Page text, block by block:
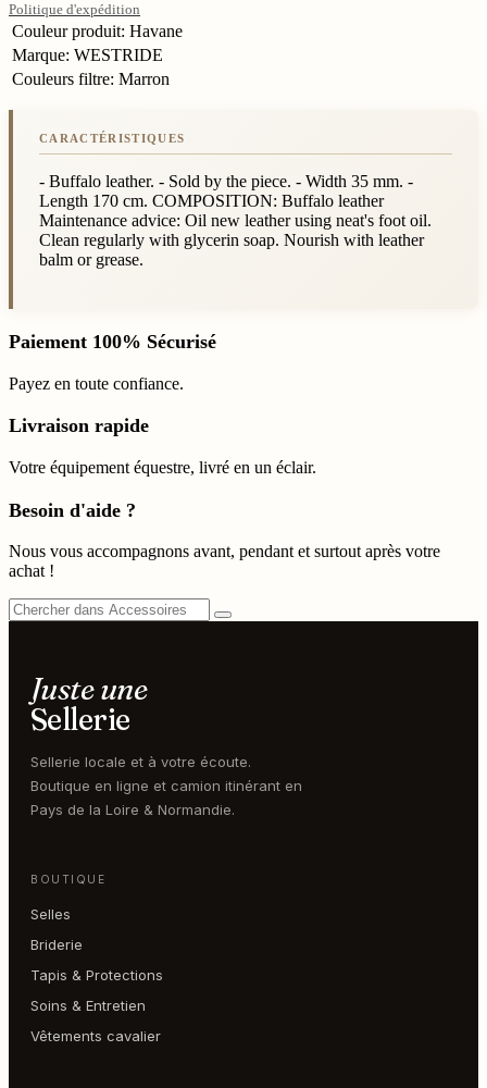
Politique d'expédition
Couleur produit: Havane
Marque: WESTRIDE
Couleurs filtre: Marron
- Buffalo leather. - Sold by the piece. - Width 35 mm. -
Length 170 cm. COMPOSITION: Buffalo leather
Maintenance advice: Oil new leather using neat's foot oil.
Clean regularly with glycerin soap. Nourish with leather
balm or grease.
Paiement 100% Sécurisé
Payez en toute confiance.
Livraison rapide
Votre équipement équestre, livré en un éclair.
Besoin d'aide ?
Nous vous accompagnons avant, pendant et surtout après votre
achat !
Juste une
Sellerie
Sellerie locale et à votre écoute.
Boutique en ligne et camion itinérant en
Pays de la Loire & Normandie.
BOUTIQUE
Selles
Briderie
Tapis & Protections
Soins & Entretien
Vêtements cavalier